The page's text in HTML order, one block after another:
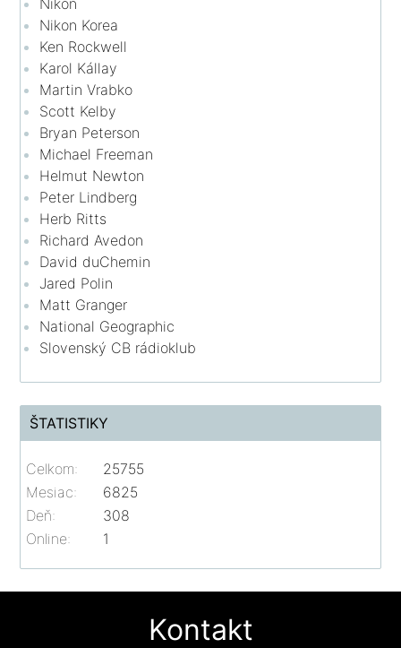
Nikon Korea
Ken Rockwell
Karol Kállay
Martin Vrabko
Scott Kelby
Bryan Peterson
Michael Freeman
Helmut Newton
Peter Lindberg
Herb Ritts
Richard Avedon
David duChemin
Jared Polin
Matt Granger
National Geographic
Slovenský CB rádioklub
ŠTATISTIKY
Online: 1
Celkom:
25755
Mesiac:
6825
Deň:
308
Kontakt